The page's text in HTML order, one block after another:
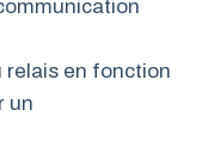
relais en fonction
un